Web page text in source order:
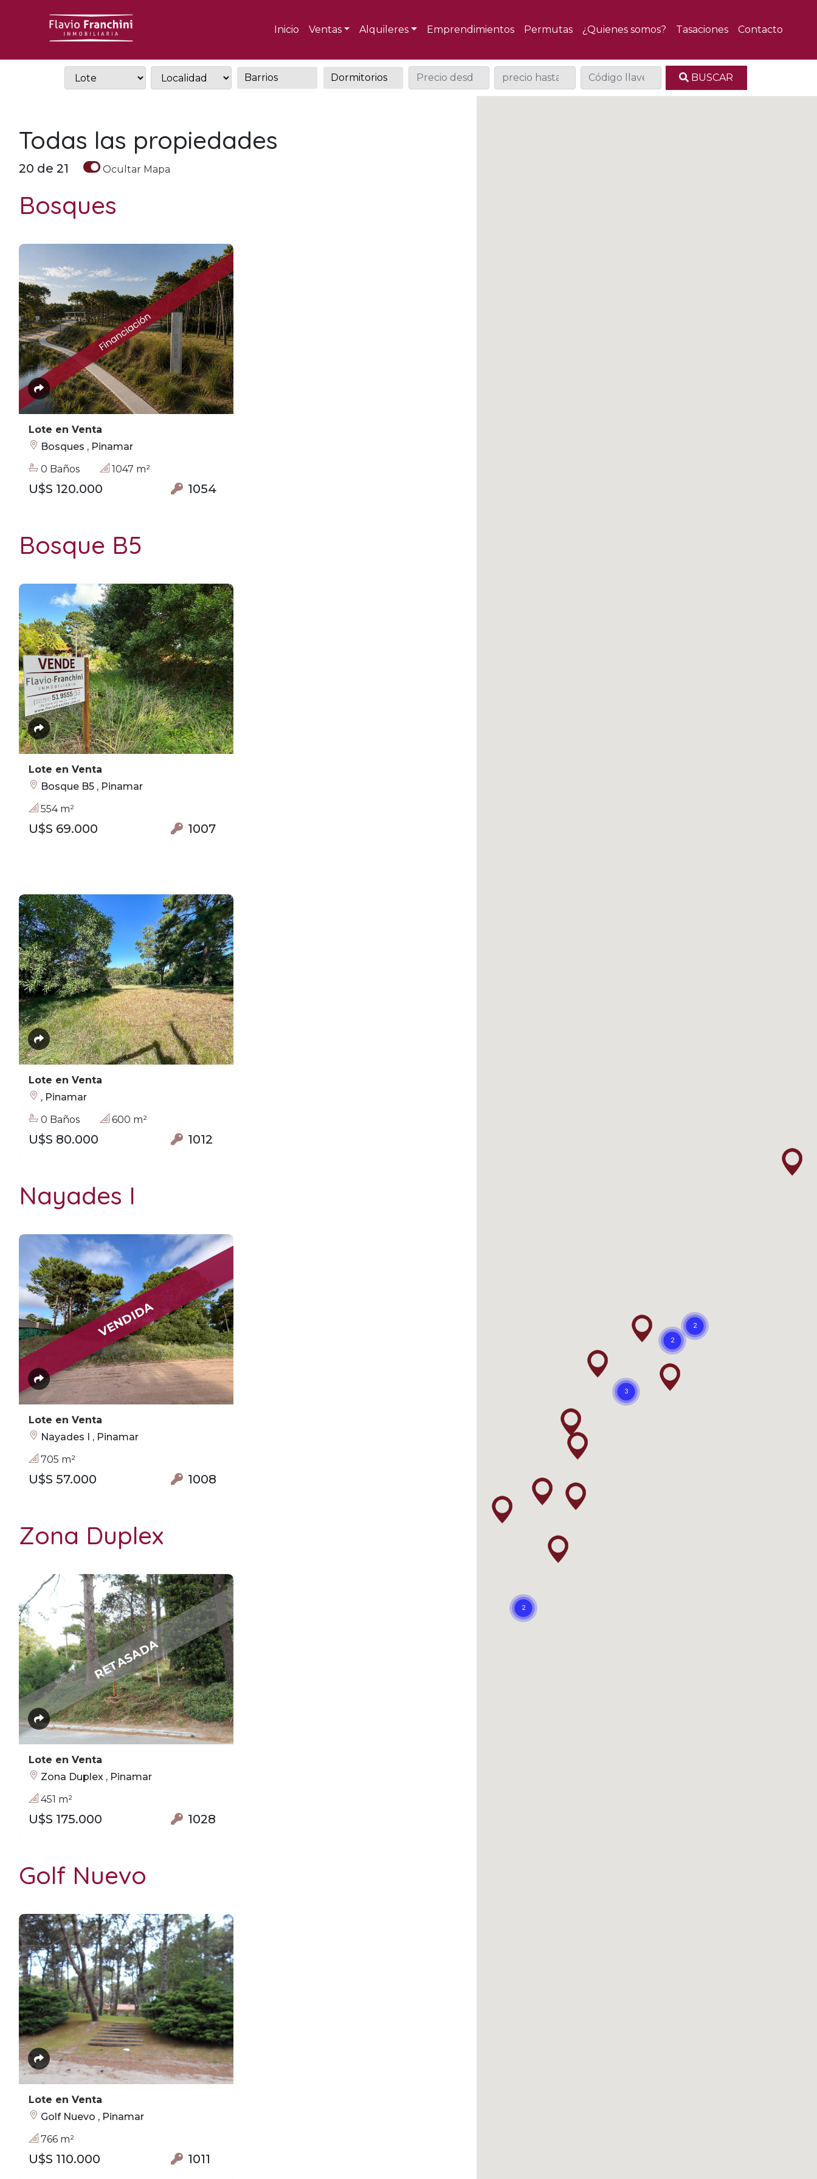
Inicio Ventas Alquileres Emprendimientos Permutas ¿Quienes somos? Tasaciones Contacto
BUSCAR
Todas las propiedades
20 de 21 Ocultar Mapa
Bosques
Lote en Venta
Bosques , Pinamar
0 Baños
1047 m²
U$S 120.000 1054
Bosque B5
Lote en Venta
Bosque B5 , Pinamar
554 m²
U$S 69.000 1007
Lote en Venta
, Pinamar
0 Baños
600 m²
U$S 80.000 1012
Nayades I
VENDIDA
Lote en Venta
Nayades I , Pinamar
705 m²
U$S 57.000 1008
Zona Duplex
RETASADA
Lote en Venta
Zona Duplex , Pinamar
451 m²
U$S 175.000 1028
Golf Nuevo
Lote en Venta
Golf Nuevo , Pinamar
766 m²
U$S 110.000 1011